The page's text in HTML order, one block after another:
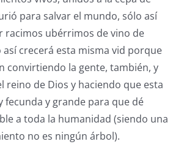
para salvar el mundo, sólo así
racimos ubérrimos de vino de
así crecerá esta misma vid porque
convirtiendo la gente, también, y
reino de Dios y haciendo que esta
fecunda y grande para que dé
a toda la humanidad (siendo una
no es ningún árbol).